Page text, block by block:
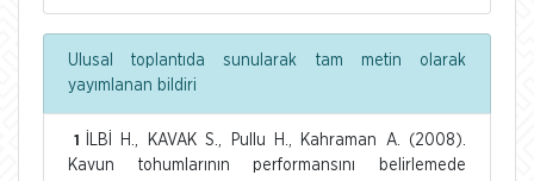
Ulusal toplantıda sunularak tam metin olarak
yayımlanan bildiri
1
İLBİ H., KAVAK S., Pullu H., Kahraman A. (2008).
Kavun tohumlarının performansını belirlemede